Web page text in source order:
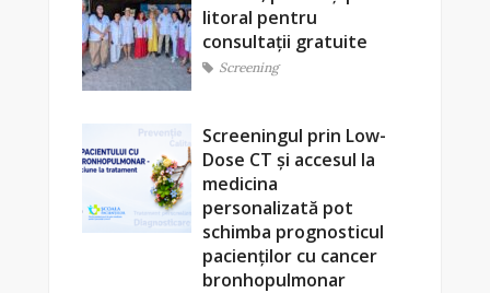
litoral pentru
consultații gratuite
Screening
Screeningul prin Low-
Dose CT și accesul la
medicina
personalizată pot
schimba prognosticul
pacienților cu cancer
bronhopulmonar